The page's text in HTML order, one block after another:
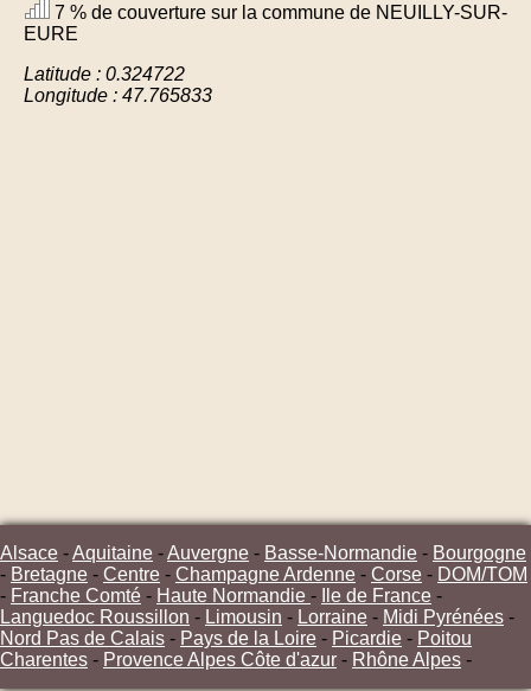
7 % de couverture sur la commune de NEUILLY-SUR-
EURE
Latitude : 0.324722
Longitude : 47.765833
Alsace -Aquitaine -Auvergne - Basse-Normandie - Bourgogne
- Bretagne - Centre - Champagne Ardenne - Corse - DOM/TOM
- Franche Comté - Haute Normandie - Ile de France -
Languedoc Roussillon - Limousin - Lorraine - Midi Pyrénées -
Nord Pas de Calais - Pays de la Loire - Picardie - Poitou
Charentes - Provence Alpes Côte d'azur - Rhône Alpes -